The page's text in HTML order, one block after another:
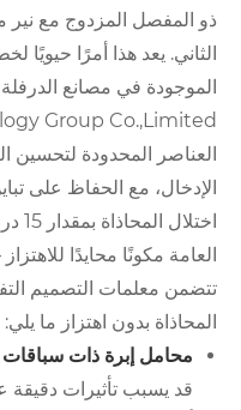
ذو المفصل المزدوج مع نير
الثاني. يعد هذا أمرًا حيويًا
الموجودة في مصانع
العناصر المحدودة لتحسين
العامة مكونًا محايدًا
تتضمن معلمات التصميم
المحاذاة بدون اهتزاز ما يلي:
محامل إبرة ذات
قد يسبب تأثيرات دقيقة